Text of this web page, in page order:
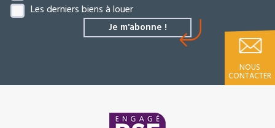
Les derniers biens à louer
NOUS
CONTACTER